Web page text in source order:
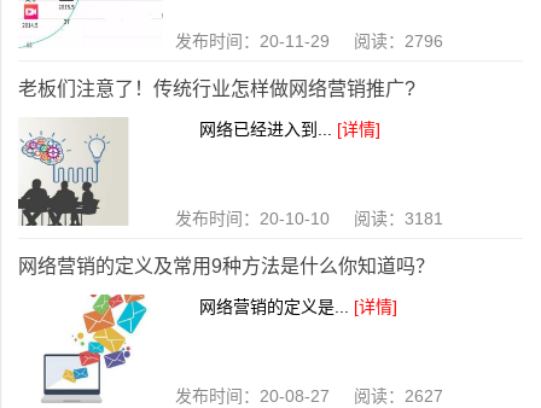
发布时间：20-11-29 阅读：2796
老板们注意了！传统行业怎样做网络营销推广?
网络已经进入到... [详情]
发布时间：20-10-10 阅读：3181
网络营销的定义及常用9种方法是什么你知道吗？
网络营销的定义是... [详情]
发布时间：20-08-27 阅读：2627